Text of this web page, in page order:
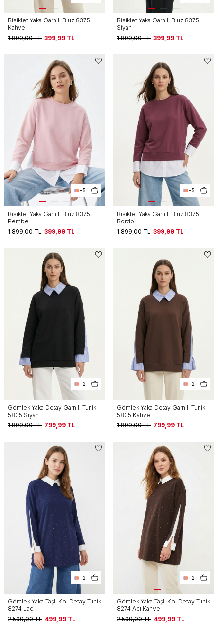
Bisiklet Yaka Garnili Bluz 8375
Kahve
1.899,00TL 399,99 TL
Bisiklet Yaka Garnili Bluz 8375
Siyah
1.899,00TL 399,99 TL
+5
Bisiklet Yaka Garnili Bluz 8375
Pembe
1.899,00TL 399,99 TL
+5
Bisiklet Yaka Garnili Bluz 8375
Bordo
1.899,00TL 399,99 TL
+2
Gömlek Yaka Detay Garnili Tunik
5805 Siyah
1.899,00TL 799,99 TL
+2
Gömlek Yaka Detay Garnili Tunik
5805 Kahve
1.899,00TL 799,99 TL
+2
Gömlek Yaka Taşlı Kol Detay Tunik
8274 Laci
2.599,00TL 499,99 TL
+2
Gömlek Yaka Taşlı Kol Detay Tunik
8274 Acı Kahve
2.599,00TL 499,99 TL